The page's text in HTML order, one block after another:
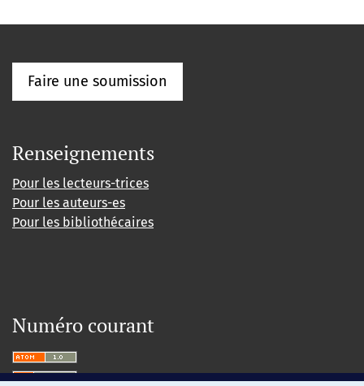
Faire une soumission
Renseignements
Pour les lecteurs-trices
Pour les auteurs-es
Pour les bibliothécaires
Numéro courant